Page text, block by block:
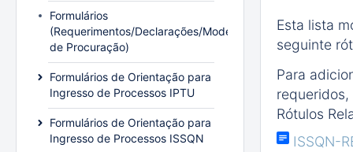
Esta lista
seguinte
Para
Rótulos
ISSQN-
Formulários
(Requerimentos/Declarações/Modelo
de Procuração)
Formulários de Orientação para
Ingresso de Processos IPTU
Formulários de Orientação para
Ingresso de Processos ISSQN